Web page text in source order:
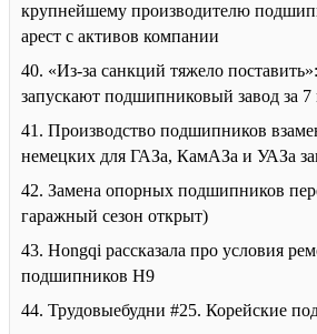
крупнейшему производителю
арест с активов компании
40. «Из-за санкций тяжело
запускают подшипниковый завод за 7
41. Производство подшипников
немецких для ГАЗа, КамАЗа и УАЗа
42. Замена опорных подшипников
гаражный сезон открыт)
43. Hongqi рассказала про условия
подшипников H9
44. Трудовыебудни #25. Корейские